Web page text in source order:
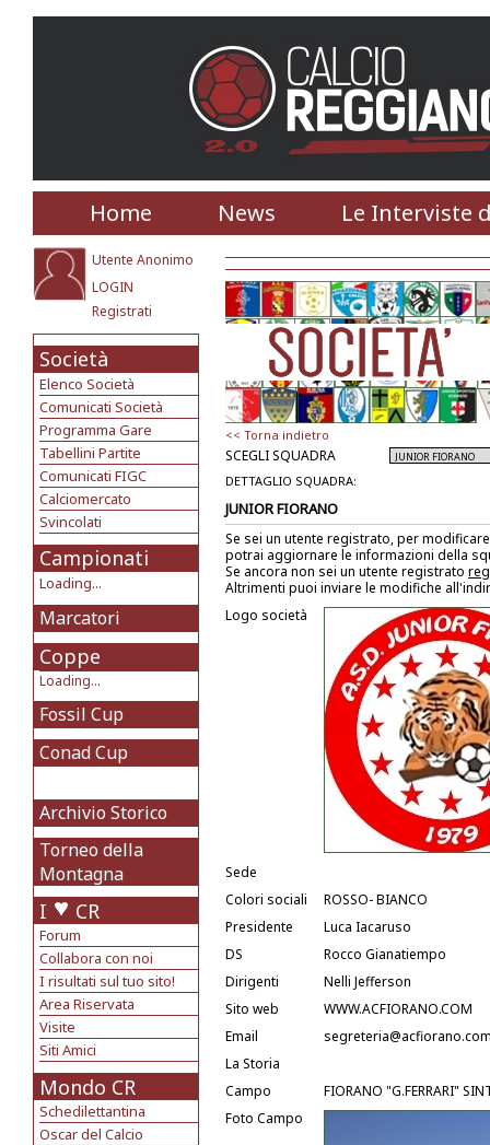
Home News Le Interviste
Utente Anonimo
LOGIN
Registrati
Società
Elenco Società
Comunicati Società
Programma Gare
Tabellini Partite
Comunicati FIGC
Calciomercato
Svincolati
Campionati
Loading...
Marcatori
Coppe
Loading...
Fossil Cup
Conad Cup
Archivio Storico
Torneo della
Montagna
I CR
Forum
Collabora con noi
I risultati sul tuo sito!
Area Riservata
Visite
Siti Amici
Mondo CR
Schedilettantina
Oscar del Calcio
<< Torna indietro
SCEGLI SQUADRA
DETTAGLIO SQUADRA:
JUNIOR FIORANO
Se sei un utente registrato, per
potrai aggiornare le informazioni della
Se ancora non sei un utente registrato
Altrimenti puoi inviare le modifiche
Logo società
Sede
Colori sociali
ROSSO- BIANCO
Presidente
Luca Iacaruso
DS
Rocco Gianatiempo
Dirigenti
Nelli Jefferson
Sito web
WWW.ACFIORANO.COM
Email
La Storia
Campo
FIORANO "G.FERRARI"
Foto Campo